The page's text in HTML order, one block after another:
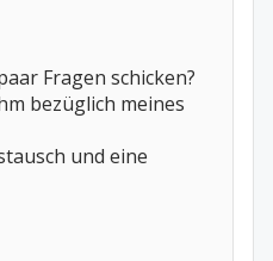
Fragen schicken?
bezüglich meines
und eine